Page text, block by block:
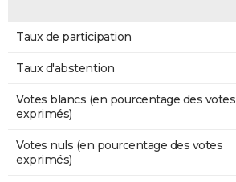
Taux de participation
Taux d'abstention
Votes blancs (en pourcentage des votes
exprimés)
Votes nuls (en pourcentage des votes
exprimés)